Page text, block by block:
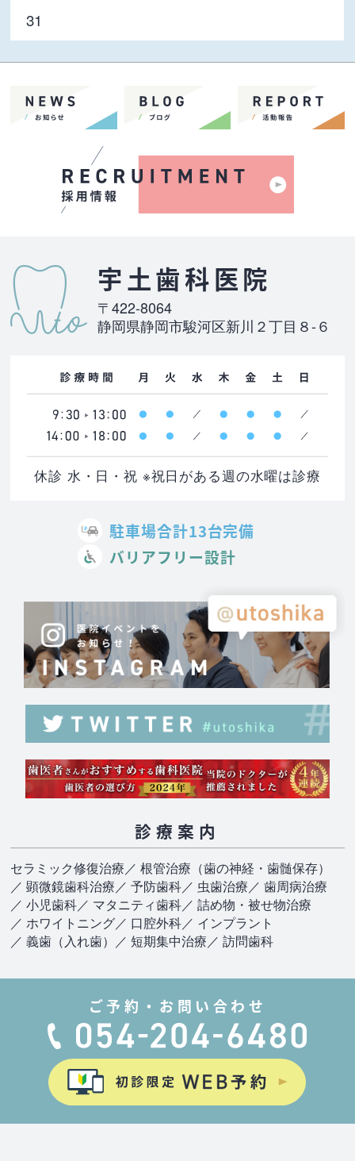
31
宇土歯科医院
〒422-8064
静岡県静岡市駿河区新川２丁目８-６
休診 水・日・祝 ※祝日がある週の水曜は診療
駐車場合計13台完備
バリアフリー設計
診療案内
セラミック修復治療／ 根管治療（歯の神経・歯髄保存）
／ 顕微鏡歯科治療／ 予防歯科／ 虫歯治療／ 歯周病治療
／ 小児歯科／ マタニティ歯科／ 詰め物・被せ物治療
／ ホワイトニング／ 口腔外科／ インプラント
／ 義歯（入れ歯） ／ 短期集中治療／ 訪問歯科
ご予約・お問い合わせ